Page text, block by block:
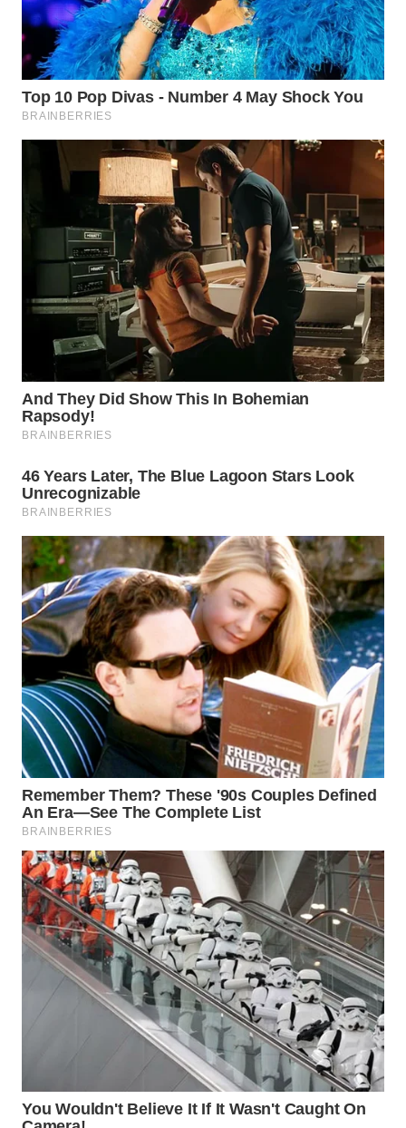
WN
KUNINGAN
WN
MAJALENGKA
WN
SUBANG
SUKABUMI
WN
PURWAKARTA
WN
PRIANGAN
TIMUR
WN
WN
SOLO
WN
BOROBUDUR
WN
MADURA
WN
SURABAYA
WN
NATUNA
WN
BINTAN
WN
MANDALIKA
WN
LIKUPANG
WN
BORNEO